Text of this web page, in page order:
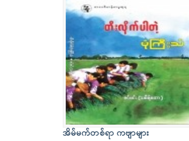
အိမ်မက်တစ်ရာ ကဗျာများ